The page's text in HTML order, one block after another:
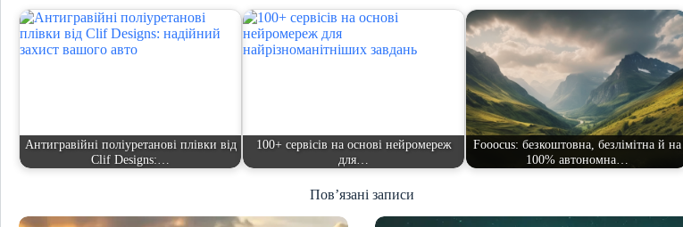
Антигравійні поліуретанові плівки від
Clif Designs:…
100+ сервісів на основі нейромереж
для…
Fooocus: безкоштовна, безлімітна й на
100% автономна…
Пов’язані записи